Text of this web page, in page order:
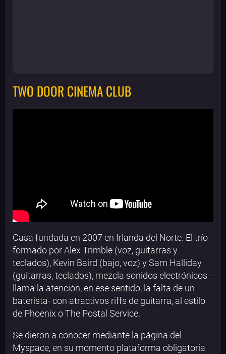
TWO DOOR CINEMA CLUB
Casa fundada en 2007 en Irlanda del Norte. El trío
formado por Alex Trimble (voz, guitarras y
teclados), Kevin Baird (bajo, voz) y Sam Halliday
(guitarras, teclados), mezcla sonidos electrónicos -
llama la atención, en ese sentido, la falta de un
baterista- con atractivos riffs de guitarra, al estilo
de Phoenix o The Postal Service.
Se dieron a conocer mediante la página del
Myspace, en su momento plataforma obligatoria